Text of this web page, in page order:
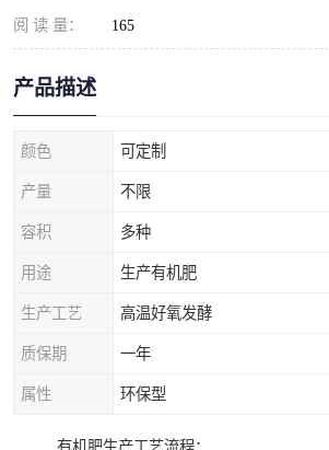
阅 读 量： 165
产品描述
颜色 可定制
产量 不限
容积 多种
用途 生产有机肥
生产工艺 高温好氧发酵
质保期 一年
属性 环保型